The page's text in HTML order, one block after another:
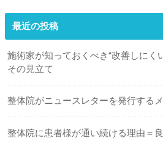
最近の投稿
施術家が知っておくべき“改善しにく
その見立て
整体院がニュースレターを発行する
整体院に患者様が通い続ける理由＝